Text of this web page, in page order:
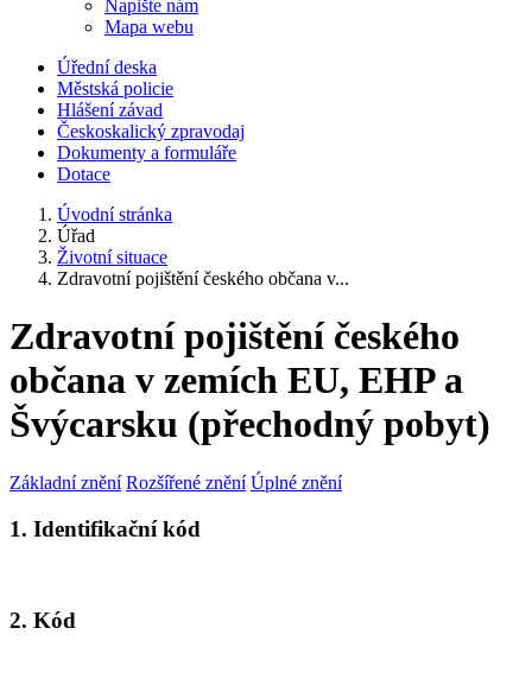
Napište nám
Mapa webu
Úřední deska
Městská policie
Hlášení závad
Českoskalický zpravodaj
Dokumenty a formuláře
Dotace
Úvodní stránka
Úřad
Životní situace
Zdravotní pojištění českého občana v...
Zdravotní pojištění českého
občana v zemích EU, EHP a
Švýcarsku (přechodný pobyt)
Základní znění Rozšířené znění Úplné znění
1. Identifikační kód
2. Kód